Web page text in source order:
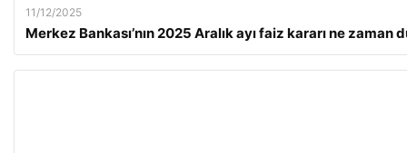
11/12/2025
Merkez Bankası’nın 2025 Aralık ayı faiz kararı ne zaman